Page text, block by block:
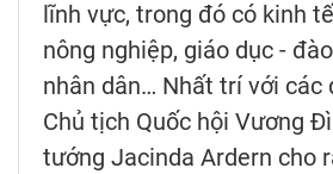
lĩnh vực, trong đó có kinh
nông nghiệp, giáo dục -
nhân dân… Nhất trí với các
Chủ tịch Quốc hội Vương
tướng Jacinda Ardern cho